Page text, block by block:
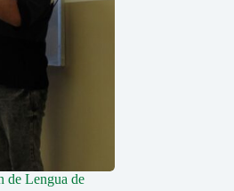
de Lengua de